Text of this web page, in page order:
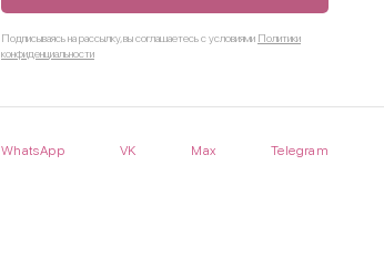
Подписываясь на рассылку, вы соглашаетесь с условиями Политики
конфиденциальности
WhatsApp VK Max Telegram